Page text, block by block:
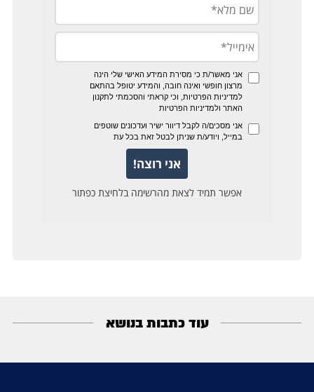
עוד כתבות בנושא